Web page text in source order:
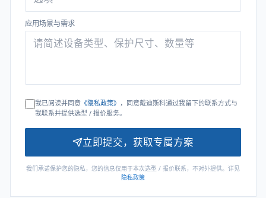
应用场景与需求
我已阅读并同意《隐私政策》 ，同意戴迪斯科通过我留下的联系方式与
我联系并提供选型 / 报价服务。
立即提交，获取专属方案
我们承诺保护您的隐私，您的信息仅用于本次选型 / 报价联系，不对外提供。详见
隐私政策